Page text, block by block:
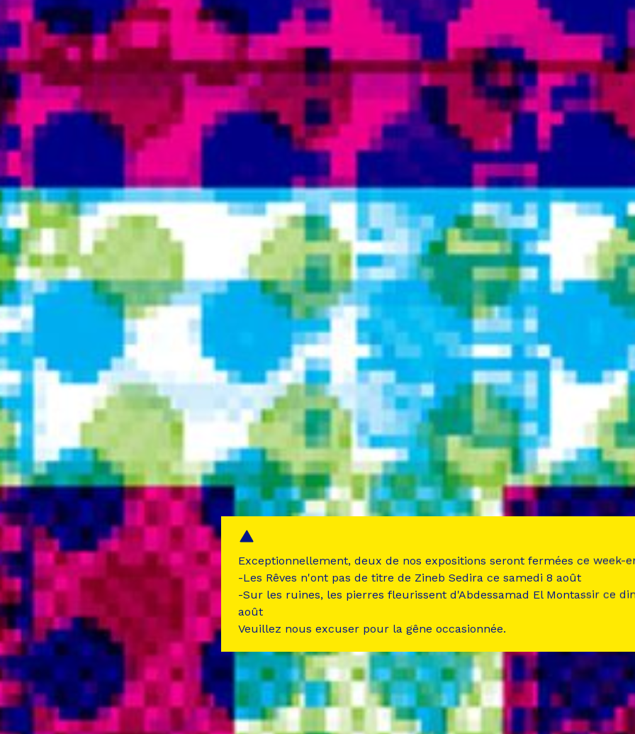
Exceptionnellement, deux de nos expositions seront fermées ce week-
-Les Rêves n'ont pas de titre de Zineb Sedira ce samedi 8 août
-Sur les ruines, les pierres fleurissent d'Abdessamad El Montassir ce
août
Veuillez nous excuser pour la gêne occasionnée.